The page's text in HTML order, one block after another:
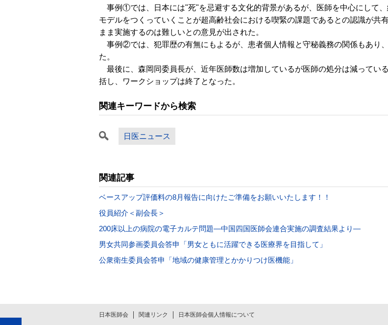
事例①では、日本には"死"を忌避する文化的背景があるが、医師を中心にして
モデルをつくっていくことが超高齢社会における喫緊の課題であるとの認識が共
まま実施するのは難しいとの意見が出された。
事例②では、犯罪歴の有無にもよるが、患者個人情報と守秘義務の関係もあり
た。
最後に、森岡同委員長が、近年医師数は増加しているが医師の処分は減ってい
括し、ワークショップは終了となった。
関連キーワードから検索
日医ニュース
関連記事
ベースアップ評価料の8月報告に向けたご準備をお願いいたします！！
役員紹介＜副会長＞
200床以上の病院の電子カルテ問題―中国四国医師会連合実施の調査結果より―
男女共同参画委員会答申「男女ともに活躍できる医療界を目指して」
公衆衛生委員会答申「地域の健康管理とかかりつけ医機能」
日本医師会 関連リンク 日本医師会個人情報について